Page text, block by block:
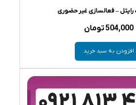
– فعالسازی غیر حضوری
504,000تومان
افزودن به سبد خرید